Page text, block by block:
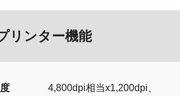
リンター機能
4,800dpi相当x1,200dpi、